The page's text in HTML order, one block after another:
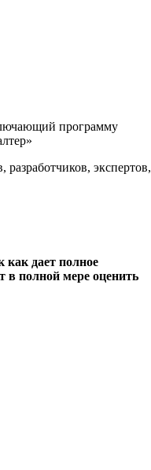
программу
экспертов,
как дает полное
в полной мере оценить